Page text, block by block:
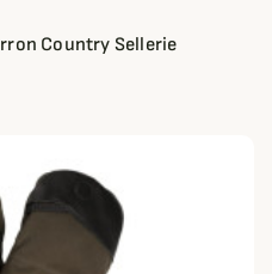
Country Sellerie